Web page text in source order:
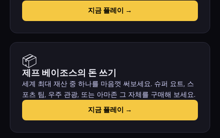
지금 플레이 →
📦
제프 베이조스의 돈 쓰기
세계 최대 재산 중 하나를 마음껏 써보세요. 슈퍼 요트, 스
포츠 팀, 우주 관광, 또는 아마존 그 자체를 구매해 보세요.
지금 플레이 →